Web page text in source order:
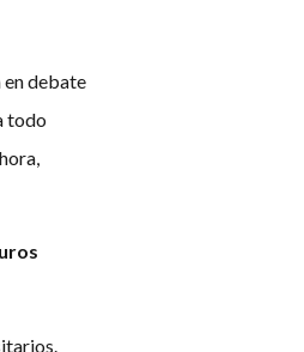
en debate
todo